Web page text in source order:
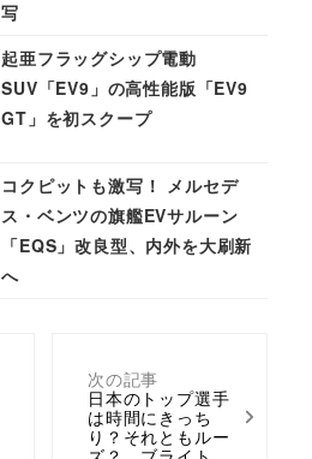
次の記事
日本のトップ選手
は時間にきっち
り？それともルー
写
起亜フラッグシップ電動
SUV「EV9」の高性能版「EV9
GT」を初スクープ
コクピットも激写！ メルセデ
ス・ベンツの旗艦EVサルーン
「EQS」改良型、内外を大刷新
へ